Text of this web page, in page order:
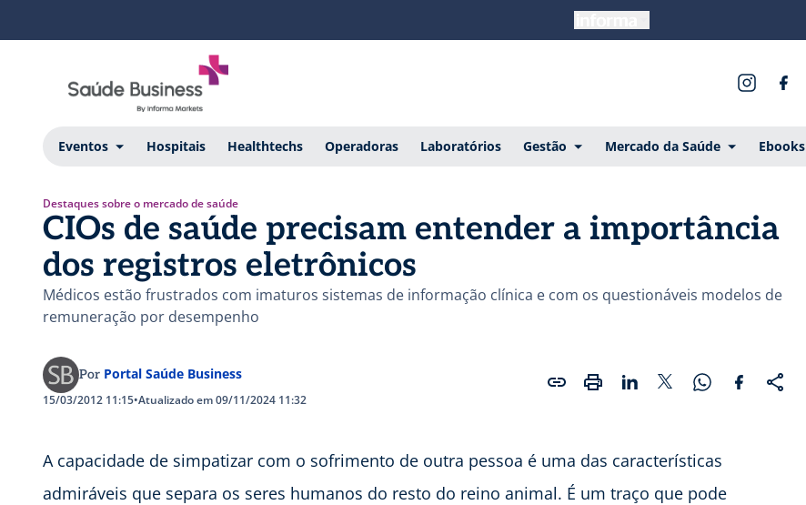
Eventos Hospitais Healthtechs Operadoras Laboratórios Gestão Mercado da Saúde Ebooks
Destaques sobre o mercado de saúde
CIOs de saúde precisam entender a importância
dos registros eletrônicos
Médicos estão frustrados com imaturos sistemas de informação clínica e com os questionáveis modelos de
remuneração por desempenho
Por Portal Saúde Business
15/03/2012 11:15•Atualizado em 09/11/2024 11:32
A capacidade de simpatizar com o sofrimento de outra pessoa é uma das características
admiráveis que separa os seres humanos do resto do reino animal. É um traço que pode